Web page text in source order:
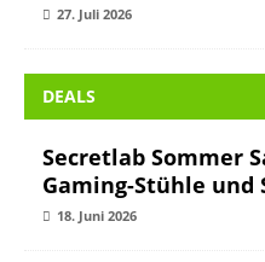
27. Juli 2026
DEALS
Secretlab Sommer
Gaming-Stühle und
18. Juni 2026